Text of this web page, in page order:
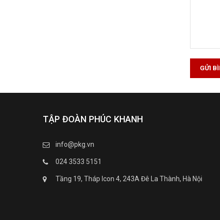
GỬI
TẬP ĐOÀN PHÚC KHANH
info@pkg.vn
024 3533 5151
Tầng 19, Tháp Icon 4, 243A Đê La Thành, Hà Nội